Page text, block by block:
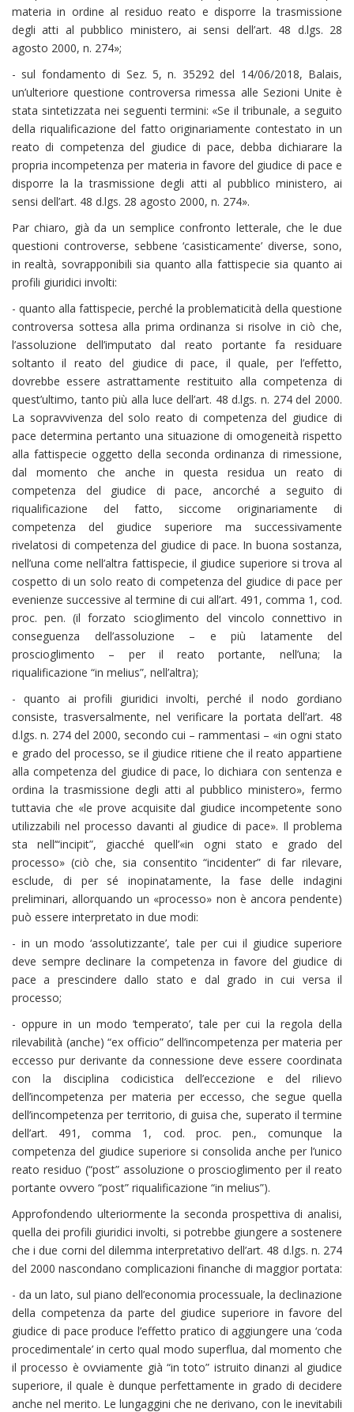
materia in ordine al residuo reato e disporre la trasmissione
degli atti al pubblico ministero, ai sensi dell’art. 48 d.lgs. 28
agosto 2000, n. 274»;
- sul fondamento di Sez. 5, n. 35292 del 14/06/2018, Balais,
un’ulteriore questione controversa rimessa alle Sezioni Unite è
stata sintetizzata nei seguenti termini: «Se il tribunale, a seguito
della riqualificazione del fatto originariamente contestato in un
reato di competenza del giudice di pace, debba dichiarare la
propria incompetenza per materia in favore del giudice di pace e
disporre la la trasmissione degli atti al pubblico ministero, ai
sensi dell’art. 48 d.lgs. 28 agosto 2000, n. 274».
Par chiaro, già da un semplice confronto letterale, che le due
questioni controverse, sebbene ‘casisticamente’ diverse, sono,
in realtà, sovrapponibili sia quanto alla fattispecie sia quanto ai
profili giuridici involti:
- quanto alla fattispecie, perché la problematicità della questione
controversa sottesa alla prima ordinanza si risolve in ciò che,
l’assoluzione dell’imputato dal reato portante fa residuare
soltanto il reato del giudice di pace, il quale, per l’effetto,
dovrebbe essere astrattamente restituito alla competenza di
quest’ultimo, tanto più alla luce dell’art. 48 d.lgs. n. 274 del 2000.
La sopravvivenza del solo reato di competenza del giudice di
pace determina pertanto una situazione di omogeneità rispetto
alla fattispecie oggetto della seconda ordinanza di rimessione,
dal momento che anche in questa residua un reato di
competenza del giudice di pace, ancorché a seguito di
riqualificazione del fatto, siccome originariamente di
competenza del giudice superiore ma successivamente
rivelatosi di competenza del giudice di pace. In buona sostanza,
nell’una come nell’altra fattispecie, il giudice superiore si trova al
cospetto di un solo reato di competenza del giudice di pace per
evenienze successive al termine di cui all’art. 491, comma 1, cod.
proc. pen. (il forzato scioglimento del vincolo connettivo in
conseguenza dell’assoluzione – e più latamente del
proscioglimento – per il reato portante, nell’una; la
riqualificazione “in melius”, nell’altra);
- quanto ai profili giuridici involti, perché il nodo gordiano
consiste, trasversalmente, nel verificare la portata dell’art. 48
d.lgs. n. 274 del 2000, secondo cui – rammentasi – «in ogni stato
e grado del processo, se il giudice ritiene che il reato appartiene
alla competenza del giudice di pace, lo dichiara con sentenza e
ordina la trasmissione degli atti al pubblico ministero», fermo
tuttavia che «le prove acquisite dal giudice incompetente sono
utilizzabili nel processo davanti al giudice di pace». Il problema
sta nell’“incipit”, giacché quell’«in ogni stato e grado del
processo» (ciò che, sia consentito “incidenter” di far rilevare,
esclude, di per sé inopinatamente, la fase delle indagini
preliminari, allorquando un «processo» non è ancora pendente)
può essere interpretato in due modi:
- in un modo ‘assolutizzante’, tale per cui il giudice superiore
deve sempre declinare la competenza in favore del giudice di
pace a prescindere dallo stato e dal grado in cui versa il
processo;
- oppure in un modo ‘temperato’, tale per cui la regola della
rilevabilità (anche) “ex officio” dell’incompetenza per materia per
eccesso pur derivante da connessione deve essere coordinata
con la disciplina codicistica dell’eccezione e del rilievo
dell’incompetenza per materia per eccesso, che segue quella
dell’incompetenza per territorio, di guisa che, superato il termine
dell’art. 491, comma 1, cod. proc. pen., comunque la
competenza del giudice superiore si consolida anche per l’unico
reato residuo (“post” assoluzione o proscioglimento per il reato
portante ovvero “post” riqualificazione “in melius”).
Approfondendo ulteriormente la seconda prospettiva di analisi,
quella dei profili giuridici involti, si potrebbe giungere a sostenere
che i due corni del dilemma interpretativo dell’art. 48 d.lgs. n. 274
del 2000 nascondano complicazioni finanche di maggior portata:
- da un lato, sul piano dell’economia processuale, la declinazione
della competenza da parte del giudice superiore in favore del
giudice di pace produce l’effetto pratico di aggiungere una ‘coda
procedimentale’ in certo qual modo superflua, dal momento che
il processo è ovviamente già “in toto” istruito dinanzi al giudice
superiore, il quale è dunque perfettamente in grado di decidere
anche nel merito. Le lungaggini che ne derivano, con le inevitabili